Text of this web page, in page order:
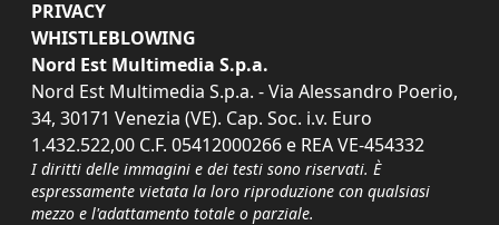
PRIVACY
WHISTLEBLOWING
Nord Est Multimedia S.p.a.
Nord Est Multimedia S.p.a. - Via Alessandro Poerio,
34, 30171 Venezia (VE). Cap. Soc. i.v. Euro
1.432.522,00 C.F. 05412000266 e REA VE-454332
I diritti delle immagini e dei testi sono riservati. È
espressamente vietata la loro riproduzione con qualsiasi
mezzo e l'adattamento totale o parziale.